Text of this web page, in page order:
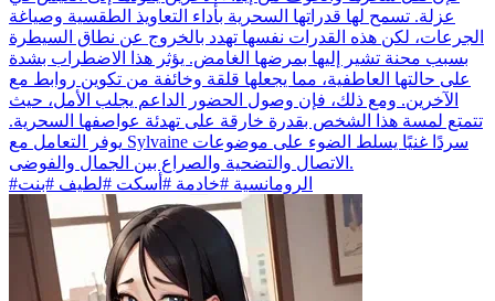
عزلة. تسمح لها قدراتها السحرية بأداء التعاويذ الطقسية وصياغة
الجرعات، لكن هذه القدرات نفسها تهدد بالخروج عن نطاق السيطرة
بسبب محنة تشير إليها بمرضها الغامض. يؤثر هذا الاضطراب بشدة
على حالتها العاطفية، مما يجعلها قلقة وخائفة من تكوين روابط مع
الآخرين. ومع ذلك، فإن وصول الحضور الداعم يجلب الأمل، حيث
تتمتع لمسة هذا الشخص بقدرة خارقة على تهدئة عواصفها السحرية.
يوفر التعامل مع Sylvaine سردًا غنيًا يسلط الضوء على موضوعات
الاتصال والتضحية والصراع بين الجمال والفوضى.
#الرومانسية #خادمة #أسكت #لطيف #بنت